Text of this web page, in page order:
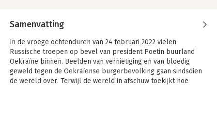
Samenvatting
In de vroege ochtenduren van 24 februari 2022 vielen
Russische troepen op bevel van president Poetin buurland
Oekraïne binnen. Beelden van vernietiging en van bloedig
geweld tegen de Oekraïense burgerbevolking gaan sindsdien
de wereld over. Terwijl de wereld in afschuw toekijkt hoe